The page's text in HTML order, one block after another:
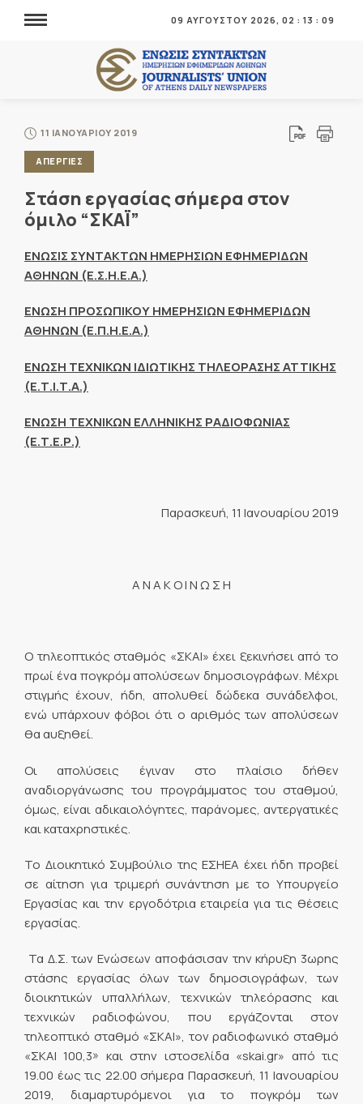
09 ΑΥΓΟΥΣΤΟΥ 2026, 02 : 13 : 09
11 ΙΑΝΟΥΑΡΙΟΥ 2019
ΑΠΕΡΓΙΕΣ
Στάση εργασίας σήμερα στον
όμιλο “ΣΚΑΪ”
ΕΝΩΣΙΣ ΣΥΝΤΑΚΤΩΝ ΗΜΕΡΗΣΙΩΝ ΕΦΗΜΕΡΙΔΩΝ
ΑΘΗΝΩΝ (Ε.Σ.Η.Ε.Α.)
ΕΝΩΣΗ ΠΡΟΣΩΠΙΚΟΥ ΗΜΕΡΗΣΙΩΝ ΕΦΗΜΕΡΙΔΩΝ
ΑΘΗΝΩΝ (Ε.Π.Η.Ε.Α.)
ΕΝΩΣΗ ΤΕΧΝΙΚΩΝ ΙΔΙΩΤΙΚΗΣ ΤΗΛΕΟΡΑΣΗΣ ΑΤΤΙΚΗΣ
(Ε.Τ.Ι.Τ.Α.)
ΕΝΩΣΗ ΤΕΧΝΙΚΩΝ ΕΛΛΗΝΙΚΗΣ ΡΑΔΙΟΦΩΝΙΑΣ
(Ε.Τ.Ε.Ρ.)
Παρασκευή, 11 Ιανουαρίου 2019
Α Ν Α Κ Ο Ι Ν Ω Σ Η
Ο τηλεοπτικός σταθμός «ΣΚΑΙ» έχει ξεκινήσει από το
πρωί ένα πογκρόμ απολύσεων δημοσιογράφων. Μέχρι
στιγμής έχουν, ήδη, απολυθεί δώδεκα συνάδελφοι,
ενώ υπάρχουν φόβοι ότι ο αριθμός των απολύσεων
θα αυξηθεί.
Οι απολύσεις έγιναν στο πλαίσιο δήθεν
αναδιοργάνωσης του προγράμματος του σταθμού,
όμως, είναι αδικαιολόγητες, παράνομες, αντεργατικές
και καταχρηστικές.
Το Διοικητικό Συμβούλιο της ΕΣΗΕΑ έχει ήδη προβεί
σε αίτηση για τριμερή συνάντηση με το Υπουργείο
Εργασίας και την εργοδότρια εταιρεία για τις θέσεις
εργασίας.
Τα Δ.Σ. των Ενώσεων αποφάσισαν την κήρυξη 3ωρης
στάσης εργασίας όλων των δημοσιογράφων, των
διοικητικών υπαλλήλων, τεχνικών τηλεόρασης και
τεχνικών ραδιοφώνου, που εργάζονται στον
τηλεοπτικό σταθμό «ΣΚΑΙ», τον ραδιοφωνικό σταθμό
«ΣΚΑΙ 100,3» και στην ιστοσελίδα «skai.gr» από τις
19.00 έως τις 22.00 σήμερα Παρασκευή, 11 Ιανουαρίου
2019, διαμαρτυρόμενοι για το πογκρόμ των